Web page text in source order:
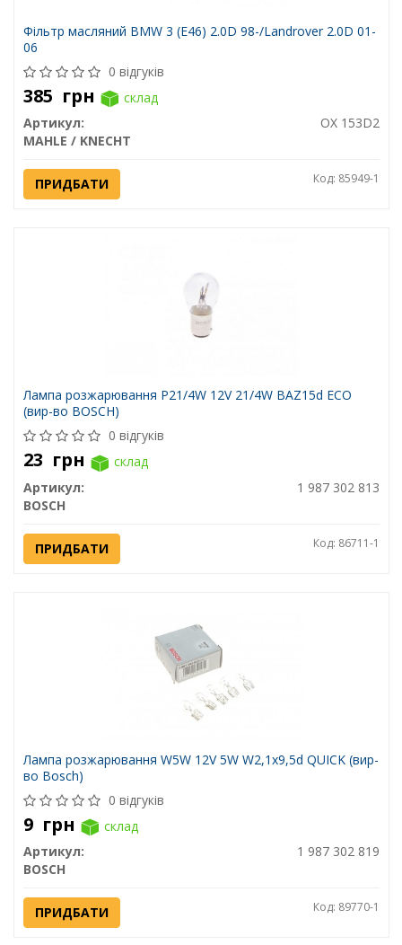
Фільтр масляний BMW 3 (E46) 2.0D 98-/Landrover 2.0D 01-
06
0 відгуків
385 грн
склад
Артикул:
OX 153D2
MAHLE / KNECHT
ПРИДБАТИ Код: 85949-1
Лампа розжарювання P21/4W 12V 21/4W BAZ15d ECO
(вир-во BOSCH)
0 відгуків
23 грн
склад
Артикул:
1 987 302 813
BOSCH
ПРИДБАТИ Код: 86711-1
Лампа розжарювання W5W 12V 5W W2,1x9,5d QUICK (вир-
во Bosch)
0 відгуків
9 грн
склад
Артикул:
1 987 302 819
BOSCH
ПРИДБАТИ Код: 89770-1